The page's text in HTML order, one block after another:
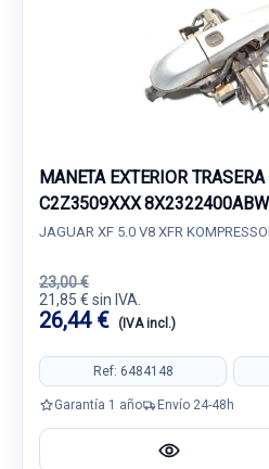
MANETA EXTERIOR TRASERA
C2Z3509XXX 8X2322400ABW
JAGUAR XF 5.0 V8 XFR
23,00 €
21,85 € sin IVA.
26,44 € (IVA incl.)
Ref: 6484148
Garantía 1 año Envío 24-48h